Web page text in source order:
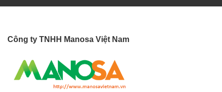
Công ty TNHH Manosa Việt Nam